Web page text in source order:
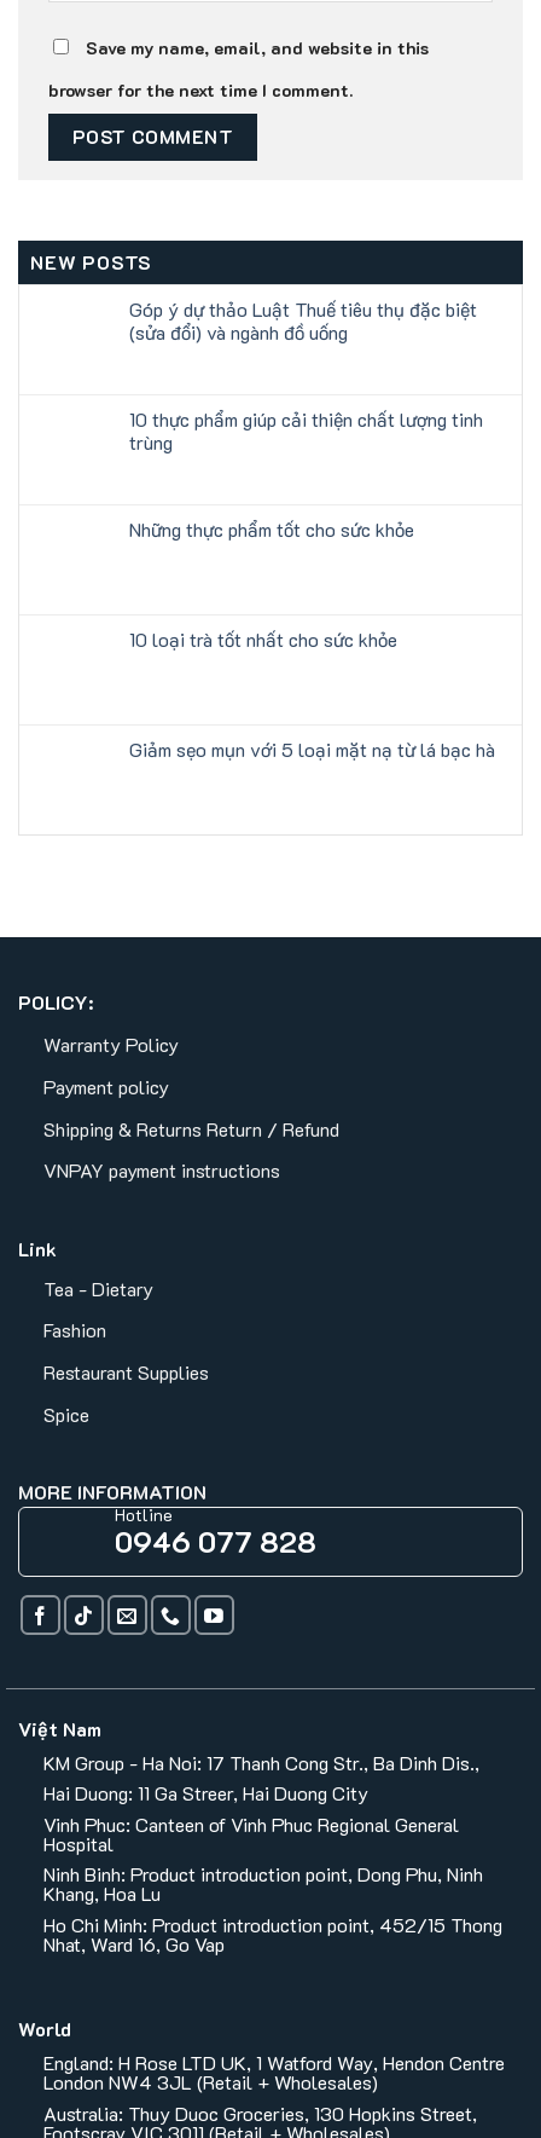
Save my name, email, and website in this
browser for the next time I comment.
NEW POSTS
Góp ý dự thảo Luật Thuế tiêu thụ đặc biệt
(sửa đổi) và ngành đồ uống
10 thực phẩm giúp cải thiện chất lượng tinh
trùng
Những thực phẩm tốt cho sức khỏe
10 loại trà tốt nhất cho sức khỏe
Giảm sẹo mụn với 5 loại mặt nạ từ lá bạc hà
POLICY:
Warranty Policy
Payment policy
Shipping & Returns Return / Refund
VNPAY payment instructions
Link
Tea - Dietary
Fashion
Restaurant Supplies
Spice
MORE INFORMATION
Hotline
0946 077 828
Việt Nam
KM Group - Ha Noi: 17 Thanh Cong Str., Ba Dinh Dis.,
Hai Duong: 11 Ga Streer, Hai Duong City
Vinh Phuc: Canteen of Vinh Phuc Regional General
Hospital
Ninh Binh: Product introduction point, Dong Phu, Ninh
Khang, Hoa Lu
Ho Chi Minh: Product introduction point, 452/15 Thong
Nhat, Ward 16, Go Vap
World
England: H Rose LTD UK, 1 Watford Way, Hendon Centre
London NW4 3JL (Retail + Wholesales)
Australia: Thuy Duoc Groceries, 130 Hopkins Street,
Footscray VIC 3011 (Retail + Wholesales)